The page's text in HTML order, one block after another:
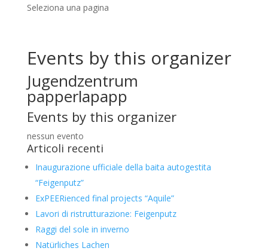
Seleziona una pagina
Events by this organizer
Jugendzentrum
papperlapapp
Events by this organizer
nessun evento
Articoli recenti
Inaugurazione ufficiale della baita autogestita
“Feigenputz”
ExPEERienced final projects “Aquile”
Lavori di ristrutturazione: Feigenputz
Raggi del sole in inverno
Natürliches Lachen